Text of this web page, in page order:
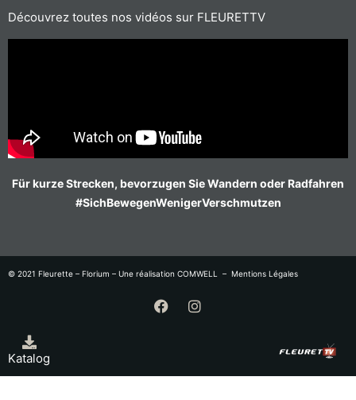
Découvrez toutes nos vidéos sur FLEURETTV
Für kurze Strecken, bevorzugen Sie Wandern oder Radfahren
#SichBewegenWenigerVerschmutzen
© 2021 Fleurette – Florium – Une réalisation COMWELL – Mentions Légales
Katalog